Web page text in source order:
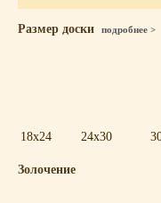
Размер доски подробнее >
18x24 24x30
Золочение